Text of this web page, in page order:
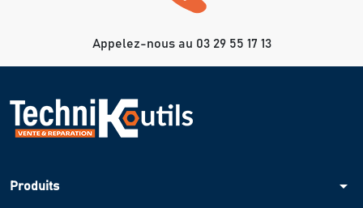
Appelez-nous au 03 29 55 17 13
Produits arrow_drop_down